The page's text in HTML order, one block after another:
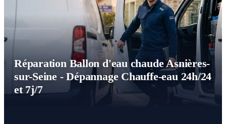
Réparation Ballon d'eau chaude Asnières-
sur-Seine - Dépannage Chauffe-eau 24h/24
et 7j/7